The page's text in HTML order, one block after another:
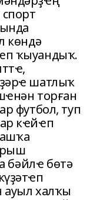
көндә
ҡыуандыҡ.
шатлыҡ
торған
футбол, туп
кҽйҽп
бәйлҽ бөтә
ауыл халҡы